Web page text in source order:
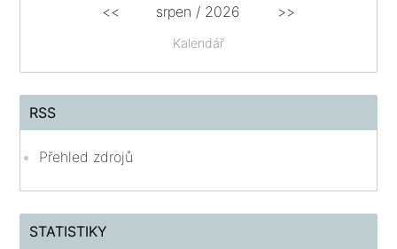
Kalendář
<< srpen / 2026 >>
RSS
Přehled zdrojů
STATISTIKY